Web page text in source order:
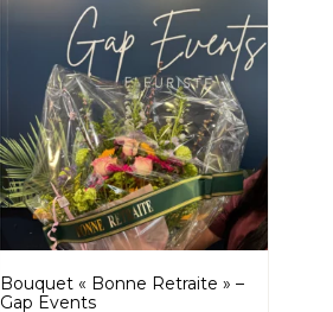
Bouquet « Bonne Retraite » –
Gap Events